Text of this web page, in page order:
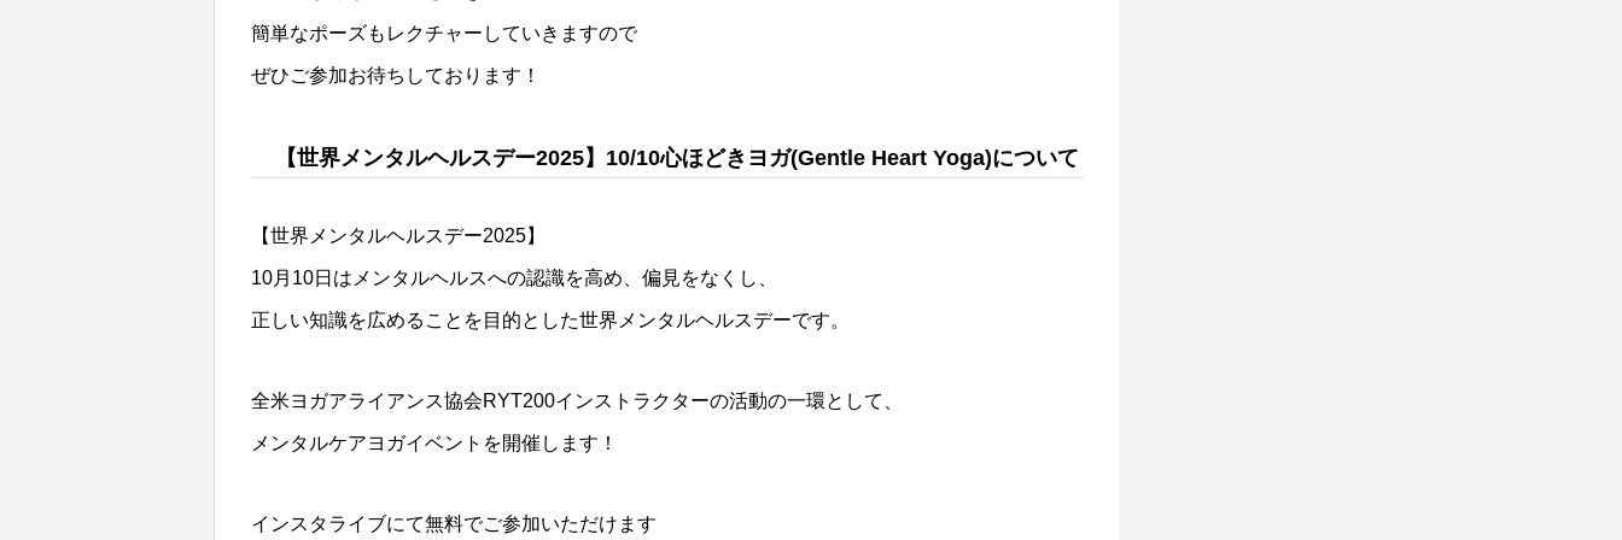
簡単なポーズもレクチャーしていきますので
ぜひご参加お待ちしております！
【世界メンタルヘルスデー2025】10/10心ほどきヨガ(Gentle Heart Yoga)について
【世界メンタルヘルスデー2025】
10月10日はメンタルヘルスへの認識を高め、偏見をなくし、
正しい知識を広めることを目的とした世界メンタルヘルスデーです。
全米ヨガアライアンス協会RYT200インストラクターの活動の一環として、
メンタルケアヨガイベントを開催します！
インスタライブにて無料でご参加いただけます